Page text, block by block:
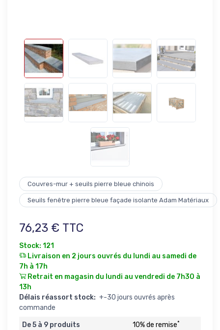
Couvres-mur + seuils pierre bleue chinois
Seuils fenêtre pierre bleue façade isolante Adam Matériaux
76,23 € TTC
Stock: 121
Livraison en 2 jours ouvrés du lundi au samedi de
7h à 17h
Retrait en magasin du lundi au vendredi de 7h30 à
13h
Délais réassort stock: +-30 jours ouvrés après
commande
De 5 à 9 produits 10% de remise*